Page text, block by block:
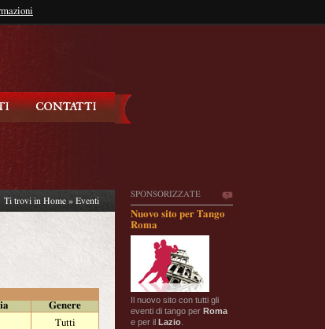
SPONSORIZZATE
Nuovo sito per Tango
Roma
Il nuovo sito con tutti gli
eventi di tango per Roma
e per il Lazio
Ti trovi in Home » Eventi
Genere
Tutti